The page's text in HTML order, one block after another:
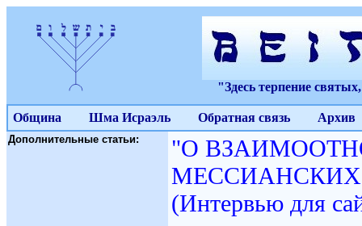
"Здесь терпение
Община Шма Исраэль Обратная связь Архив
Дополнительные статьи:
"О
(Интервью для